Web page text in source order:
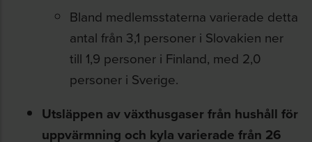
Bland medlemsstaterna varierade detta
antal från 3,1 personer i Slovakien ner
till 1,9 personer i Finland, med 2,0
personer i Sverige.
Utsläppen av växthusgaser från hushåll för
uppvärmning och kyla varierade från 26